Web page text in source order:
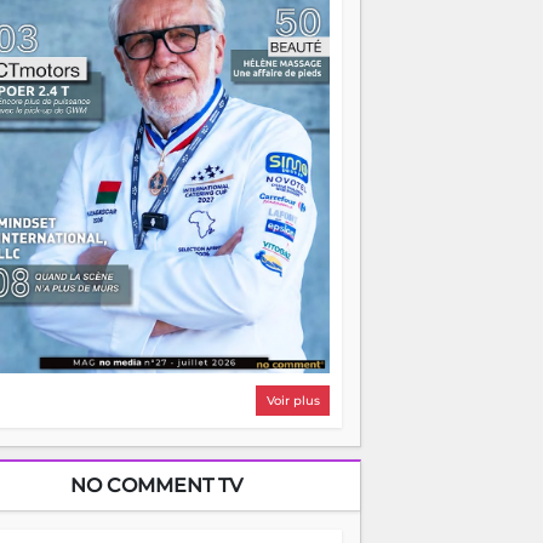
on pourrait s'arrêter là, applaudir et
chez soi satisfait. Mais ce serait
à côté d'une chose essentielle. La
ça brûle fort — et parfois, ça brûle
Une flamme sans direction peut
autant qu'elle peut consumer. C'est
que les aînés entrent en scène — pas
reprendre le gouvernail, mais pour
où sont les récifs. Les jeunes ont la
les vieux ont l'expérience, comme on
Ce n'est pas un combat de générations
c'est une question d'équipage. Partagez
réussites, mais aussi vos échecs. Surtout
échecs, d'ailleurs — ils enseignent
que n'importe quel manuel. À
la barque avance. Il faut juste
que tout le monde rame dans le
Voir plus
NO COMMENT TV